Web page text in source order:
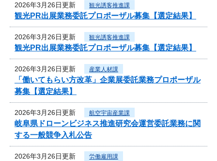
2026年3月26日更新 観光誘客推進課
観光PR出展業務委託プロポーザル募集【選定結果】
2026年3月26日更新 観光誘客推進課
観光PR出展業務委託プロポーザル募集【選定結果】
2026年3月26日更新 産業人材課
「働いてもらい方改革」企業展委託業務プロポーザル
募集【選定結果】
2026年3月26日更新 航空宇宙産業課
岐阜県ドローンビジネス推進研究会運営委託業務に関
する一般競争入札公告
2026年3月26日更新 労働雇用課